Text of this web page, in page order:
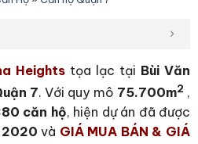
Heights tọa lạc tại Bùi Văn
7. Với quy mô 75.700m2 ,
căn hộ, hiện dự án đã được
2020 và GIÁ MUA BÁN & GIÁ